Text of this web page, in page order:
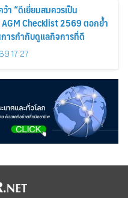
ว้า “ดีเยี่ยมสมควรเป็น
Checklist 2569 ตอกย้ำ
ารกำกับดูแลกิจการที่ดี
17:27